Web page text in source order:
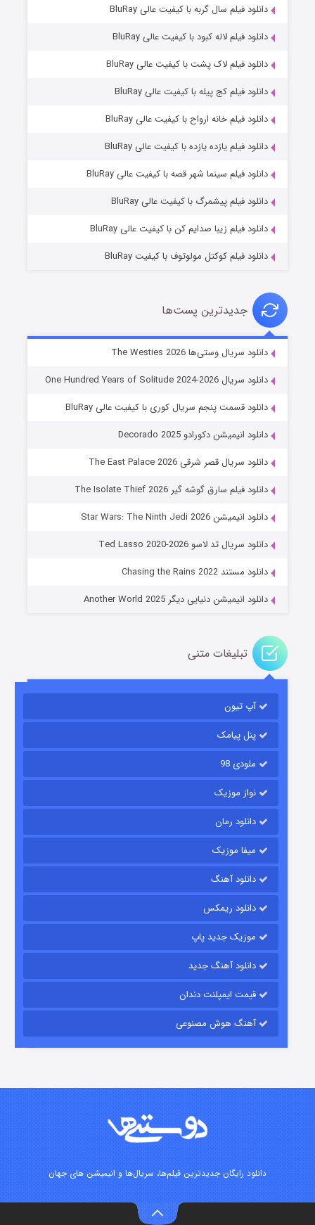
قسمت۷ (زیرنویس) منتشر شد
خاندان اژدها فصل ۳
قسمت۱۴ (زیرنویس) منتشر شد
قسمت
قسمت۲ (دوبله) منتشر شد
دانلود فیلم سال گربه با کیفیت عالی BluRay
دانلود فیلم لاله کبود با کیفیت عالی BluRay
دانلود فیلم لاک پشت با کیفیت عالی BluRay
دانلود فیلم کج‌ پیله با کیفیت عالی BluRay
دانلود فیلم خانه ارواح با کیفیت عالی BluRay
دانلود فیلم یازده یازده با کیفیت عالی BluRay
دانلود فیلم سینما شهر قصه با کیفیت عالی BluRay
دانلود فیلم پیشمرگ با کیفیت عالی BluRay
دانلود فیلم زیبا صدایم کن با کیفیت عالی BluRay
دانلود فیلم کوکتل مولوتوف با کیفیت BluRay
جدیدترین پست‌ها
دانلود سریال وستی‌ها The Westies 2026
دانلود سریال One Hundred Years of Solitude 2024-2026
دانلود قسمت پنجم سریال کوری با کیفیت عالی BluRay
دانلود انیمیشن دکورادو Decorado 2025
دانلود سریال قصر شرقی The East Palace 2026
دانلود فیلم سارق گوشه گیر The Isolate Thief 2026
دانلود انیمیشن Star Wars: The Ninth Jedi 2026
دانلود سریال تد لاسو Ted Lasso 2020-2026
دانلود مستند Chasing the Rains 2022
دانلود انیمیشن دنیایی دیگر Another World 2025
تبلیغات متنی
آپ تیون
پنل پیامک
ملودی 98
نواز موزیک
دانلود رمان
میفا موزیک
دانلود آهنگ
دانلود ریمکس
موزیک جدید پاپ
دانلود آهنگ جدید
قیمت ایمپلنت دندان
آهنگ هوش مصنوعی
دانلود رایگان جدیدترین فیلم‌ها، سریال‌ها و انیمیشن های جهان